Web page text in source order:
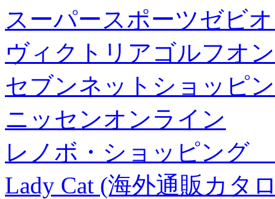
スーパースポーツゼビ
ヴィクトリアゴルフオ
セブンネットショッピ
ニッセンオンライン
レノボ・ショッピング
Lady Cat (海外通販カタ